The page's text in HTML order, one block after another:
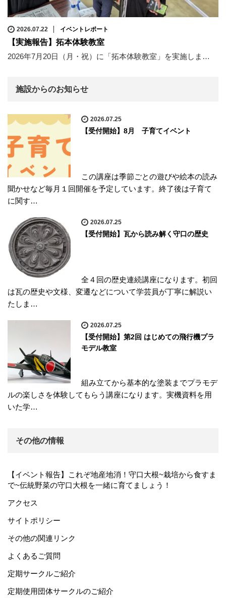
2026.07.22 イベントレポート
【実施報告】拓本体験教室
2026年7月20日（月・祝）に「拓本体験教室」を実施しま…
施設からのお知らせ
2026.07.25
【受付開始】8月 子育てイベント
この講座は季節ごとの遊びや絵本の読み
聞かせなど毎月１回開催を予定しています。終了後は子育て
に関す…
2026.07.25
【受付開始】瓦から読み解く守口の歴史
全４回の歴史連続講座になります。初回
は瓦の歴史や文様、変遷などについて学芸員が丁寧に解説い
たしま…
2026.07.25
【受付開始】第2回 はじめての飛行機プラ
モデル教室
組み立てから基本的な塗装までプラモデ
ルの楽しさを体験してもらう講座になります。実機資料を用
いた学…
その他の情報
【イベント報告】これぞ地産地消！守口大根~栽培から食すま
で~伝統野菜の守口大根を一緒に育てましょう！
アクセス
サイトポリシー
その他の関連リンク
よくあるご質問
定期サークルご紹介
定期使用団体サークルのご紹介